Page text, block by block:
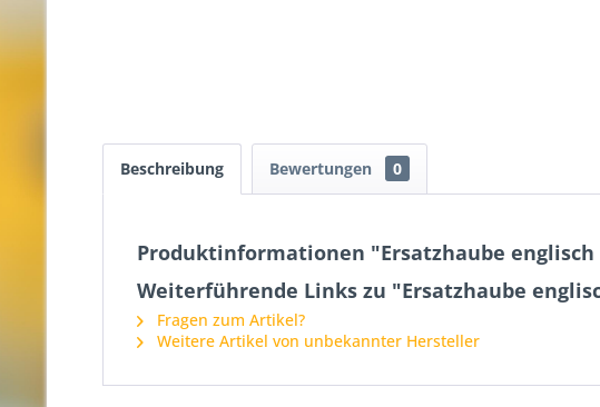
Beschreibung Bewertungen 0
Produktinformationen "Ersatzhaube englisch
Weiterführende Links zu "Ersatzhaube
Fragen zum Artikel?
Weitere Artikel von unbekannter Hersteller